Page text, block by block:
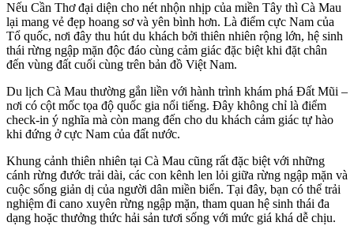
Nếu Cần Thơ đại diện cho nét nhộn nhịp của miền Tây thì Cà Mau
lại mang vẻ đẹp hoang sơ và yên bình hơn. Là điểm cực Nam của
Tổ quốc, nơi đây thu hút du khách bởi thiên nhiên rộng lớn, hệ sinh
thái rừng ngập mặn độc đáo cùng cảm giác đặc biệt khi đặt chân
đến vùng đất cuối cùng trên bản đồ Việt Nam.
Du lịch Cà Mau thường gắn liền với hành trình khám phá Đất Mũi –
nơi có cột mốc tọa độ quốc gia nổi tiếng. Đây không chỉ là điểm
check-in ý nghĩa mà còn mang đến cho du khách cảm giác tự hào
khi đứng ở cực Nam của đất nước.
Khung cảnh thiên nhiên tại Cà Mau cũng rất đặc biệt với những
cánh rừng đước trải dài, các con kênh len lỏi giữa rừng ngập mặn và
cuộc sống giản dị của người dân miền biển. Tại đây, bạn có thể trải
nghiệm đi cano xuyên rừng ngập mặn, tham quan hệ sinh thái đa
dạng hoặc thưởng thức hải sản tươi sống với mức giá khá dễ chịu.